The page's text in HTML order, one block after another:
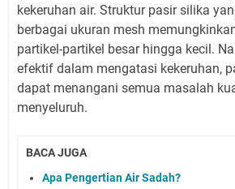
kekeruhan air. Struktur pasir silika
berbagai ukuran mesh
partikel-partikel besar hingga kecil.
efektif dalam mengatasi kekeruhan,
dapat menangani semua masalah
menyeluruh.
BACA JUGA
Apa Pengertian Air Sadah?